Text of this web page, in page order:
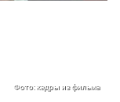
Фото: кадры из фильма